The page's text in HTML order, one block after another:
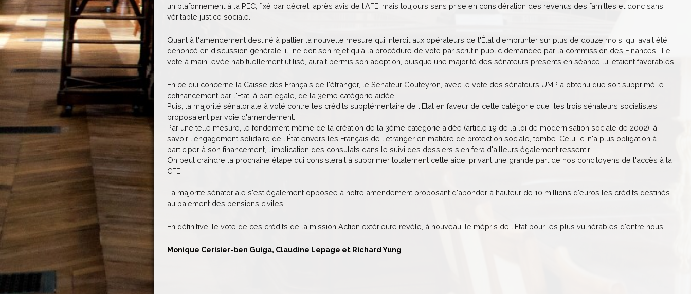
un plafonnement à la PEC, fixé par décret, après avis de l'AFE, mais toujours sans prise en considération des revenus des familles et donc sans
véritable justice sociale.
Quant à l'amendement destiné à pallier la nouvelle mesure qui interdit aux opérateurs de l'État d'emprunter sur plus de douze mois, qui avait été
dénoncé en discussion générale, il ne doit son rejet qu'à la procédure de vote par scrutin public demandée par la commission des Finances . Le
vote à main levée habituellement utilisé, aurait permis son adoption, puisque une majorité des sénateurs présents en séance lui étaient favorables.
En ce qui concerne la Caisse des Français de l'étranger, le Sénateur Gouteyron, avec le vote des sénateurs UMP a obtenu que soit supprimé le
cofinancement par l'Etat, à part égale, de la 3ème catégorie aidée.
Puis, la majorité sénatoriale à voté contre les crédits supplémentaire de l'Etat en faveur de cette catégorie que les trois sénateurs socialistes
proposaient par voie d'amendement.
Par une telle mesure, le fondement même de la création de la 3ème catégorie aidée (article 19 de la loi de modernisation sociale de 2002), à
savoir l'engagement solidaire de l'État envers les Français de l'étranger en matière de protection sociale, tombe. Celui-ci n'a plus obligation à
participer à son financement, l'implication des consulats dans le suivi des dossiers s'en fera d'ailleurs également ressentir.
On peut craindre la prochaine étape qui consisterait à supprimer totalement cette aide, privant une grande part de nos concitoyens de l'accès à la
CFE.
La majorité sénatoriale s'est également opposée à notre amendement proposant d'abonder à hauteur de 10 millions d'euros les crédits destinés
au paiement des pensions civiles.
En définitive, le vote de ces crédits de la mission Action extérieure révèle, à nouveau, le mépris de l'Etat pour les plus vulnérables d'entre nous.
Monique Cerisier-ben Guiga, Claudine Lepage et Richard Yung